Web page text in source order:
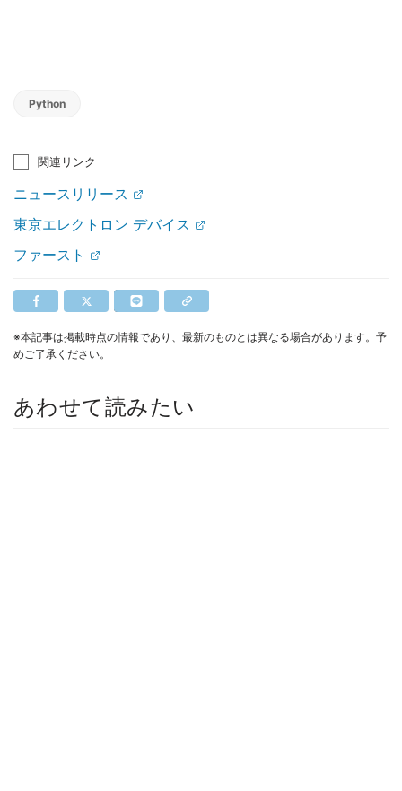
Python
関連リンク
ニュースリリース
東京エレクトロン デバイス
ファースト
※本記事は掲載時点の情報であり、最新のものとは異なる場合があります。予
めご了承ください。
あわせて読みたい